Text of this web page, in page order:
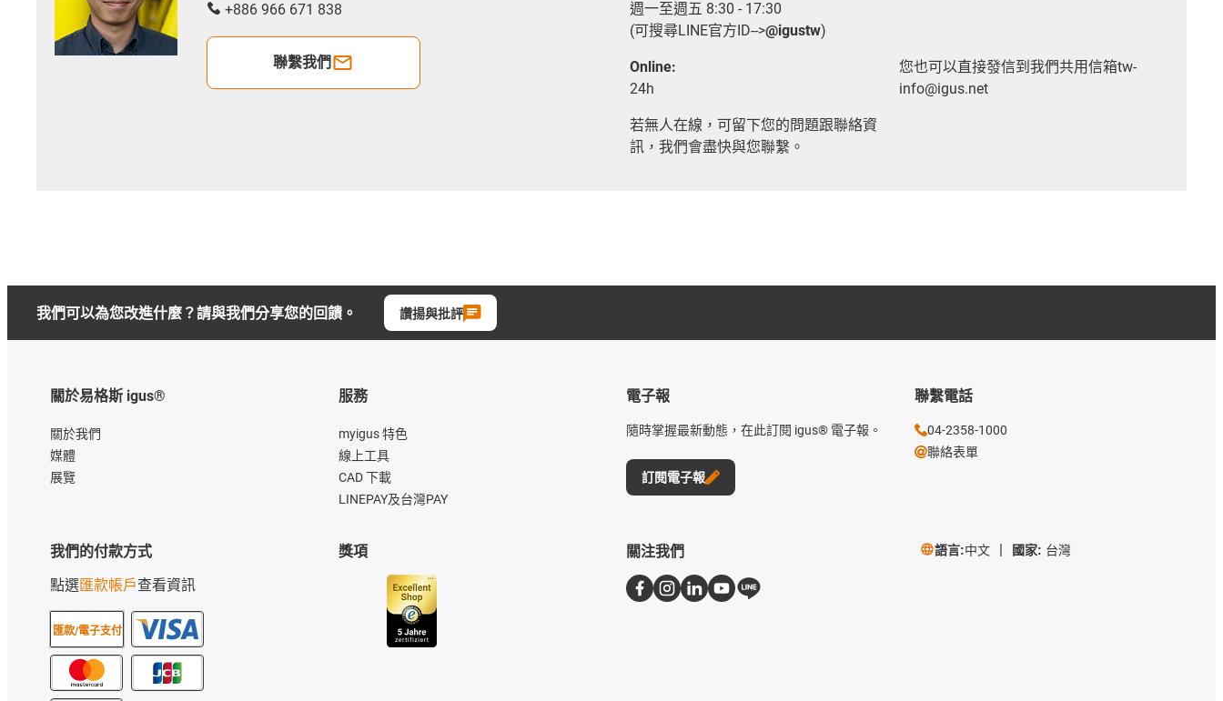
+886 966 671 838
聯繫我們
週一至週五 8:30 - 17:30
(可搜尋LINE官方ID-->@igustw)
Online:
24h
若無人在線，可留下您的問題跟聯絡資
訊，我們會盡快與您聯繫。
您也可以直接發信到我們共用信箱tw-
info@igus.net
我們可以為您改進什麼？請與我們分享您的回饋。 讚揚與批評
關於易格斯 igus®
關於我們
媒體
展覽
我們的付款方式
點選匯款帳戶查看資訊
匯款/電子支付
服務
myigus 特色
線上工具
CAD 下載
LINEPAY及台灣PAY
獎項
電子報
隨時掌握最新動態，在此訂閱 igus® 電子報。
訂閱電子報
聯繫電話
04-2358-1000
聯絡表單
關注我們 語言:中文 國家: 台灣